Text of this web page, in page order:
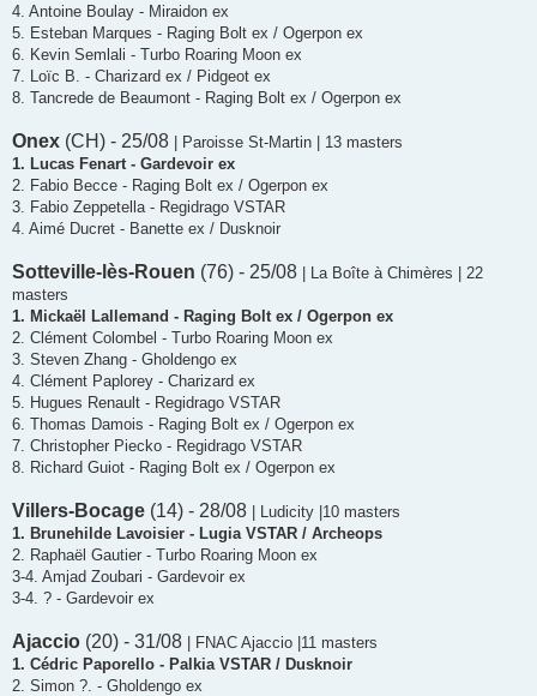
4. Antoine Boulay - Miraidon ex
5. Esteban Marques - Raging Bolt ex / Ogerpon ex
6. Kevin Semlali - Turbo Roaring Moon ex
7. Loïc B. - Charizard ex / Pidgeot ex
8. Tancrede de Beaumont - Raging Bolt ex / Ogerpon ex
Onex (CH) - 25/08 | Paroisse St-Martin | 13 masters
1. Lucas Fenart - Gardevoir ex
2. Fabio Becce - Raging Bolt ex / Ogerpon ex
3. Fabio Zeppetella - Regidrago VSTAR
4. Aimé Ducret - Banette ex / Dusknoir
Sotteville-lès-Rouen (76) - 25/08 | La Boîte à Chimères | 22
masters
1. Mickaël Lallemand - Raging Bolt ex / Ogerpon ex
2. Clément Colombel - Turbo Roaring Moon ex
3. Steven Zhang - Gholdengo ex
4. Clément Paplorey - Charizard ex
5. Hugues Renault - Regidrago VSTAR
6. Thomas Damois - Raging Bolt ex / Ogerpon ex
7. Christopher Piecko - Regidrago VSTAR
8. Richard Guiot - Raging Bolt ex / Ogerpon ex
Villers-Bocage (14) - 28/08 | Ludicity |10 masters
1. Brunehilde Lavoisier - Lugia VSTAR / Archeops
2. Raphaël Gautier - Turbo Roaring Moon ex
3-4. Amjad Zoubari - Gardevoir ex
3-4. ? - Gardevoir ex
Ajaccio (20) - 31/08 | FNAC Ajaccio |11 masters
1. Cédric Paporello - Palkia VSTAR / Dusknoir
2. Simon ?. - Gholdengo ex